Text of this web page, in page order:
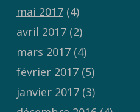
mai 2017(4)
avril 2017(2)
mars 2017(4)
février 2017(5)
janvier 2017(3)